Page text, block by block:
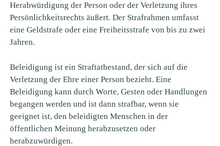
Herabwürdigung der Person oder der Verletzung ihres
Persönlichkeitsrechts äußert. Der Strafrahmen umfasst
eine Geldstrafe oder eine Freiheitsstrafe von bis zu zwei
Jahren.
Beleidigung ist ein Straftatbestand, der sich auf die
Verletzung der Ehre einer Person bezieht. Eine
Beleidigung kann durch Worte, Gesten oder Handlungen
begangen werden und ist dann strafbar, wenn sie
geeignet ist, den beleidigten Menschen in der
öffentlichen Meinung herabzusetzen oder
herabzuwürdigen.